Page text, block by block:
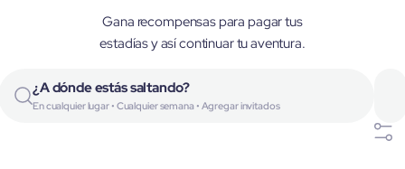
Gana recompensas para pagar tus
estadías y así continuar tu aventura.
¿A dónde estás saltando?
En cualquier lugar • Cualquier semana • Agregar invitados